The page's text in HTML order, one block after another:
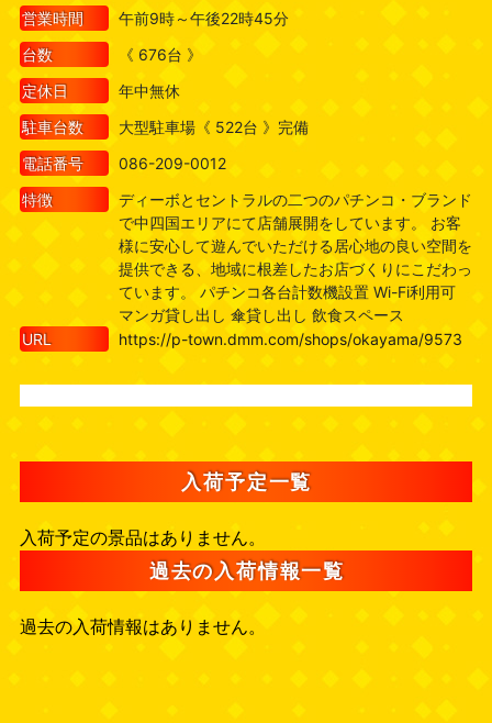
営業時間
午前9時～午後22時45分
台数
《 676台 》
定休日
年中無休
駐車台数
大型駐車場《 522台 》完備
電話番号
086-209-0012
特徴
ディーボとセントラルの二つのパチンコ・ブランド
で中四国エリアにて店舗展開をしています。 お客
様に安心して遊んでいただける居心地の良い空間を
提供できる、地域に根差したお店づくりにこだわっ
ています。 パチンコ各台計数機設置 Wi-Fi利用可
マンガ貸し出し 傘貸し出し 飲食スペース
URL
https://p-town.dmm.com/shops/okayama/9573
入荷予定一覧
入荷予定の景品はありません。
過去の入荷情報一覧
過去の入荷情報はありません。